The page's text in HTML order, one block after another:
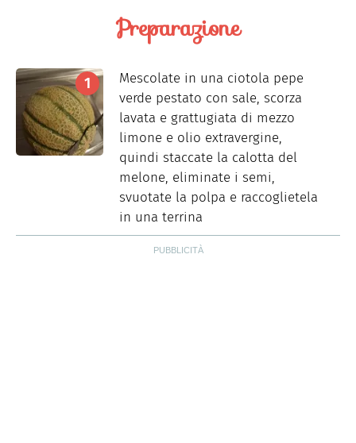
Preparazione
Mescolate in una ciotola pepe
verde pestato con sale, scorza
lavata e grattugiata di mezzo
limone e olio extravergine,
quindi staccate la calotta del
melone, eliminate i semi,
svuotate la polpa e raccoglietela
in una terrina